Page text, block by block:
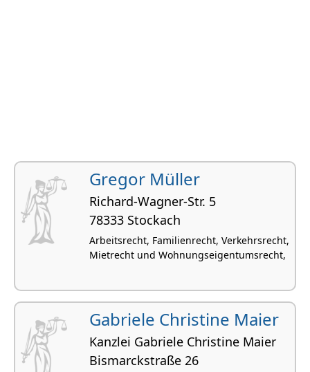
Gregor Müller
Richard-Wagner-Str. 5
78333 Stockach
Arbeitsrecht, Familienrecht, Verkehrsrecht,
Mietrecht und Wohnungseigentumsrecht,
Gabriele Christine Maier
Kanzlei Gabriele Christine Maier
Bismarckstraße 26